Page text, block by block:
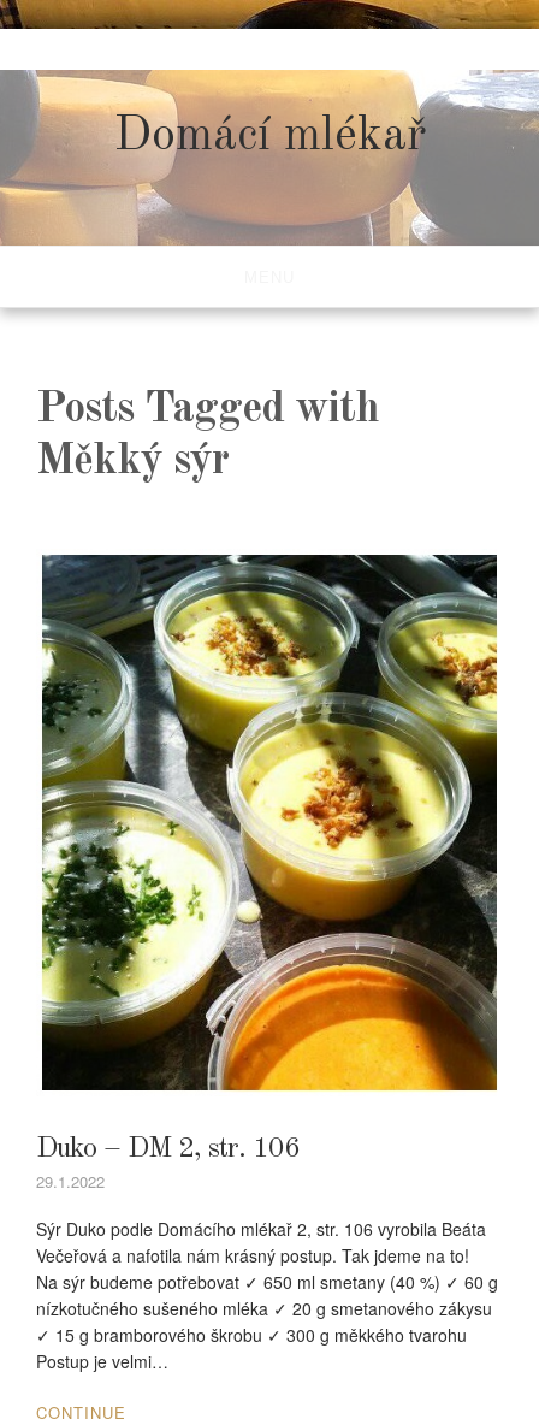
to
content
Domácí mlékař
Posts Tagged with
Měkký sýr
Duko – DM 2, str. 106
29.1.2022
Sýr Duko podle Domácího mlékař 2, str. 106 vyrobila Beáta
Večeřová a nafotila nám krásný postup. Tak jdeme na to!
Na sýr budeme potřebovat ✓ 650 ml smetany (40 %) ✓ 60 g
nízkotučného sušeného mléka ✓ 20 g smetanového zákysu
✓ 15 g bramborového škrobu ✓ 300 g měkkého tvarohu
Postup je velmi…
CONTINUE